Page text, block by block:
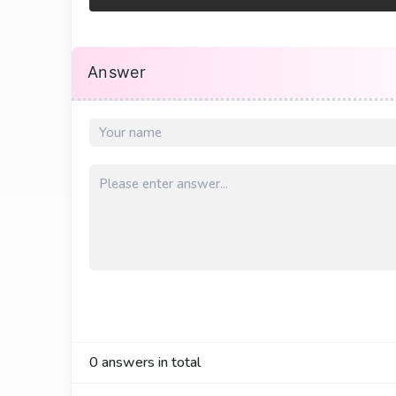
Answer
0answers in total